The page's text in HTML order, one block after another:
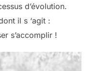
d’évolution.
il s ‘agit :
s’accomplir !